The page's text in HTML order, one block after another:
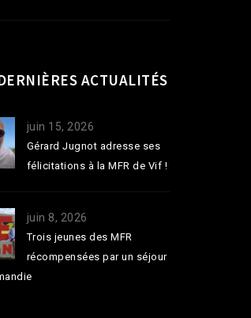
ACTUALITÉS
juin 15, 2026
Gérard Jugnot adresse ses
félicitations à la MFR de Vif !
juin 8, 2026
Trois jeunes des MFR
récompensées par un séjour